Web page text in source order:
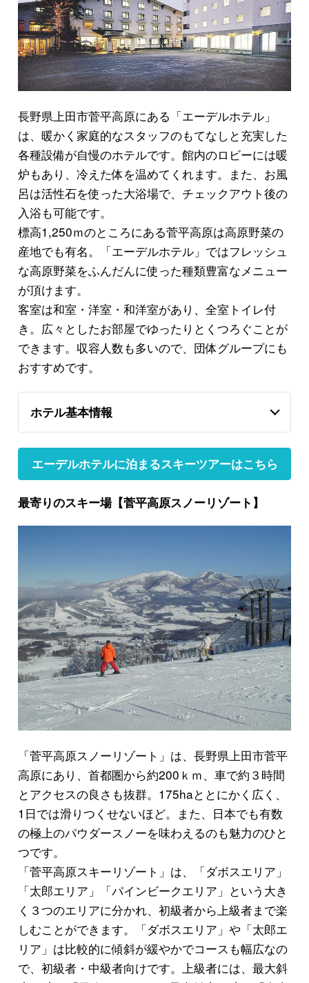
長野県上田市菅平高原にある「エーデルホテル」
は、暖かく家庭的なスタッフのもてなしと充実した
各種設備が自慢のホテルです。館内のロビーには暖
炉もあり、冷えた体を温めてくれます。また、お風
呂は活性石を使った大浴場で、チェックアウト後の
入浴も可能です。
標高1,250ｍのところにある菅平高原は高原野菜の
産地でも有名。「エーデルホテル」ではフレッシュ
な高原野菜をふんだんに使った種類豊富なメニュー
が頂けます。
客室は和室・洋室・和洋室があり、全室トイレ付
き。広々としたお部屋でゆったりとくつろぐことが
できます。収容人数も多いので、団体グループにも
おすすめです。
ホテル基本情報
エーデルホテルに泊まるスキーツアーはこちら
最寄りのスキー場【菅平高原スノーリゾート】
「菅平高原スノーリゾート」は、長野県上田市菅平
高原にあり、首都圏から約200ｋｍ、車で約３時間
とアクセスの良さも抜群。175haととにかく広く、
1日では滑りつくせないほど。また、日本でも有数
の極上のパウダースノーを味わえるのも魅力のひと
つです。
「菅平高原スキーリゾート」は、「ダボスエリア」
「太郎エリア」「パインビークエリア」という大き
く３つのエリアに分かれ、初級者から上級者まで楽
しむことができます。「ダボスエリア」や「太郎エ
リア」は比較的に傾斜が緩やかでコースも幅広なの
で、初級者・中級者向けです。上級者には、最大斜